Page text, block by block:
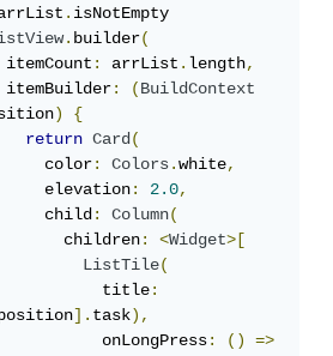
.isNotEmpty
.builder(
                itemCount
: arrList.length,
                itemBuilder
: (BuildContext
)
{
return
Card(
                    color
: Colors.white,
                    elevation
: 2.0,
                    child
: Column(
                      children
: <Widget>[
ListTile(
                          title
:
position].task),
                          onLongPress
: () =>